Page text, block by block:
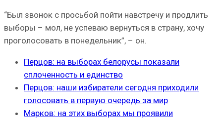
“Был звонок с просьбой пойти навстречу и продлить
выборы – мол, не успеваю вернуться в страну, хочу
проголосовать в понедельник”, – он.
Перцов: на выборах белорусы показали
сплоченность и единство
Перцов: наши избиратели сегодня приходили
голосовать в первую очередь за мир
Марков: на этих выборах мы проявили